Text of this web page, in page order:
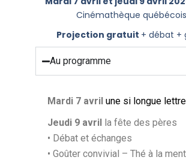
Cinémathèque
Projection gratuit + débat +
Au programme
Mardi 7 avril une si longue lettre
Jeudi 9 avril
la fête des pères
• Débat et échanges
• Goûter convivial – Thé à la